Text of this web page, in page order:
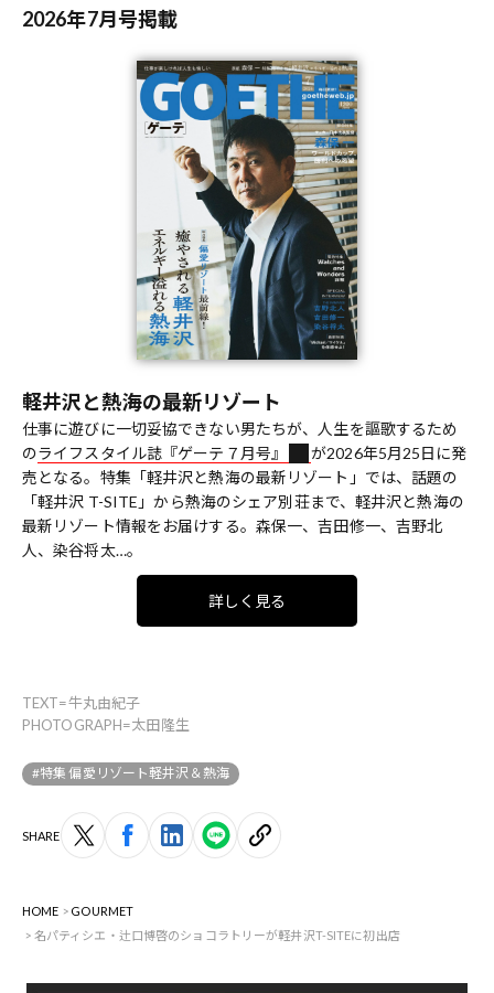
2026年7月号掲載
軽井沢と熱海の最新リゾート
仕事に遊びに一切妥協できない男たちが、人生を謳歌するため
のライフスタイル誌『ゲーテ７月号』
が2026年5月25日に発
売となる。特集「軽井沢と熱海の最新リゾート」では、話題の
「軽井沢 T-SITE」から熱海のシェア別荘まで、軽井沢と熱海の
最新リゾート情報をお届けする。森保一、吉田修一、吉野北
人、染谷将太…。
詳しく見る
TEXT=牛丸由紀子
PHOTOGRAPH=太田隆生
#特集 偏愛リゾート軽井沢＆熱海
SHARE
HOME
GOURMET
名パティシエ・辻口博啓のショコラトリーが軽井沢T-SITEに初出店